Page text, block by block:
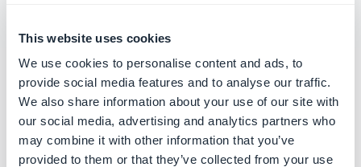
This website uses cookies
We use cookies to personalise content and ads, to
provide social media features and to analyse our traffic.
We also share information about your use of our site with
our social media, advertising and analytics partners who
may combine it with other information that you’ve
provided to them or that they’ve collected from your use
Gérer les comptes de votre équipe éditoriale